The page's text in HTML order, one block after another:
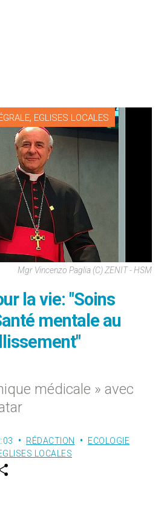
, EGLISES LOCALES
Mgr Vincenzo Paglia (c) ZENIT - HSM
la vie: "Soins
mentale au
médicale » avec
RÉDACTION
ECOLOGIE
LOCALES